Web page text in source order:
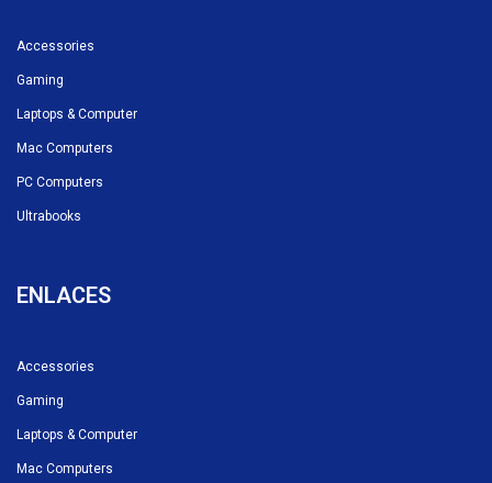
Accessories
Gaming
Laptops & Computer
Mac Computers
PC Computers
Ultrabooks
ENLACES
Accessories
Gaming
Laptops & Computer
Mac Computers